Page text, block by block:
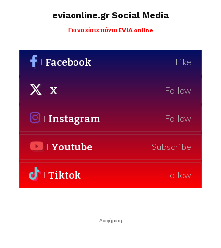
eviaonline.gr Social Media
Για να είστε πάντα EVIA online
Facebook Like
X Follow
Instagram Follow
Youtube Subscribe
Tiktok Follow
- Διαφήμιση -